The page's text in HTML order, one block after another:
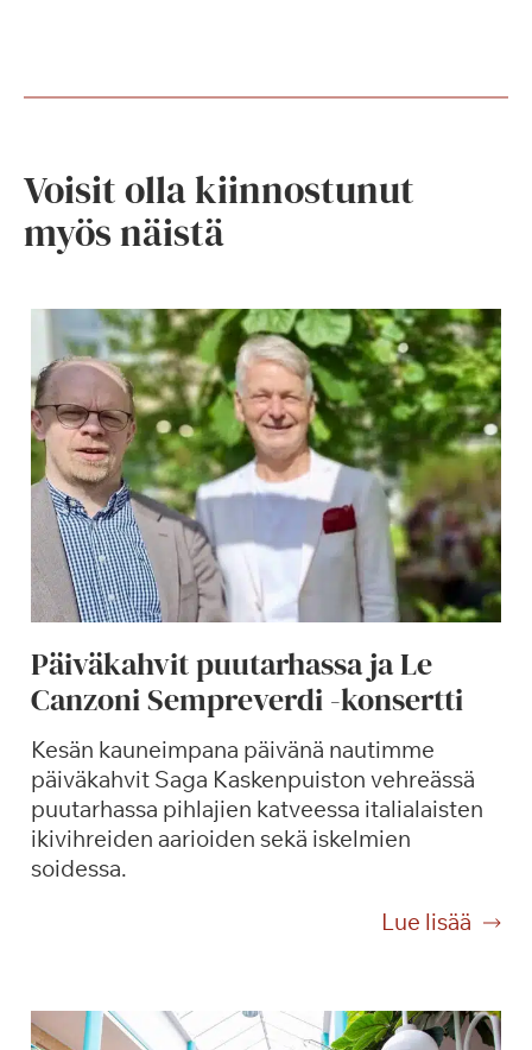
Voisit olla kiinnostunut
myös näistä
Päiväkahvit puutarhassa ja Le
Canzoni Sempreverdi -konsertti
Kesän kauneimpana päivänä nautimme
päiväkahvit Saga Kaskenpuiston vehreässä
puutarhassa pihlajien katveessa italialaisten
ikivihreiden aarioiden sekä iskelmien
soidessa.
Lue lisää
P
v
ä